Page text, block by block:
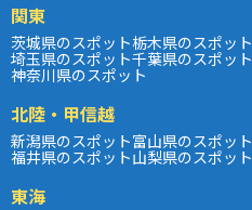
関東
茨城県のスポット栃木県のスポット
埼玉県のスポット千葉県のスポット
神奈川県のスポット
北陸・甲信越
新潟県のスポット富山県のスポット
福井県のスポット山梨県のスポット
東海